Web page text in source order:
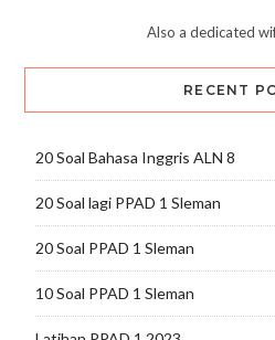
Also a dedicated
RECENT
20 Soal Bahasa Inggris ALN 8
20 Soal lagi PPAD 1 Sleman
20 Soal PPAD 1 Sleman
10 Soal PPAD 1 Sleman